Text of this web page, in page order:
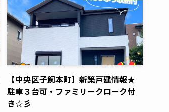
【中央区子飼本町】新築戸建情報★
駐車３台可・ファミリークローク付
き☆彡